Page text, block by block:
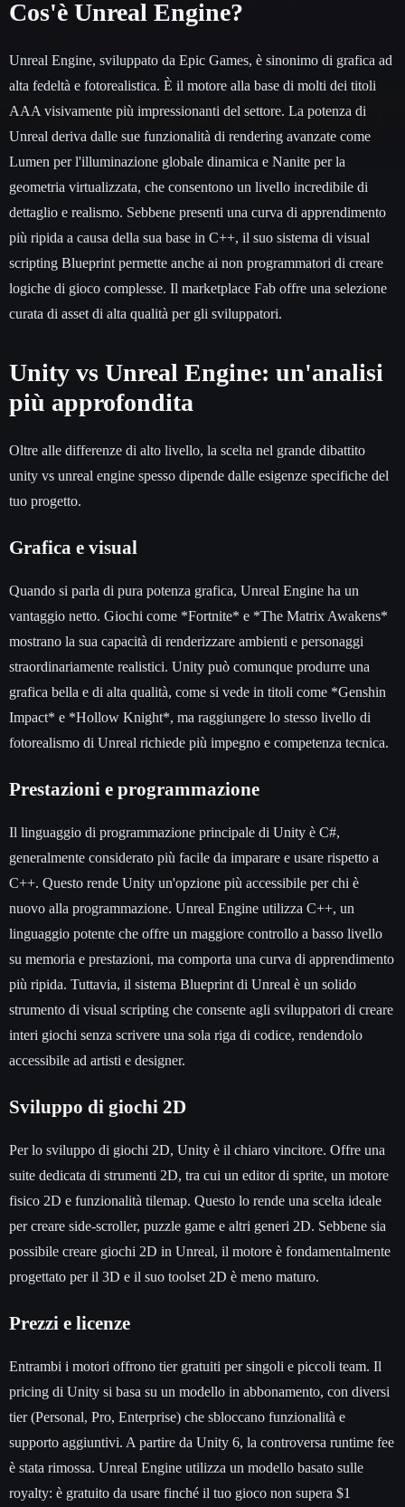
Cos'è Unreal Engine?
Unreal Engine, sviluppato da Epic Games, è sinonimo di grafica ad
alta fedeltà e fotorealistica. È il motore alla base di molti dei titoli
AAA visivamente più impressionanti del settore. La potenza di
Unreal deriva dalle sue funzionalità di rendering avanzate come
Lumen per l'illuminazione globale dinamica e Nanite per la
geometria virtualizzata, che consentono un livello incredibile di
dettaglio e realismo. Sebbene presenti una curva di apprendimento
più ripida a causa della sua base in C++, il suo sistema di visual
scripting Blueprint permette anche ai non programmatori di creare
logiche di gioco complesse. Il marketplace Fab offre una selezione
curata di asset di alta qualità per gli sviluppatori.
Unity vs Unreal Engine: un'analisi
più approfondita
Oltre alle differenze di alto livello, la scelta nel grande dibattito
unity vs unreal engine spesso dipende dalle esigenze specifiche del
tuo progetto.
Grafica e visual
Quando si parla di pura potenza grafica, Unreal Engine ha un
vantaggio netto. Giochi come *Fortnite* e *The Matrix Awakens*
mostrano la sua capacità di renderizzare ambienti e personaggi
straordinariamente realistici. Unity può comunque produrre una
grafica bella e di alta qualità, come si vede in titoli come *Genshin
Impact* e *Hollow Knight*, ma raggiungere lo stesso livello di
fotorealismo di Unreal richiede più impegno e competenza tecnica.
Prestazioni e programmazione
Il linguaggio di programmazione principale di Unity è C#,
generalmente considerato più facile da imparare e usare rispetto a
C++. Questo rende Unity un'opzione più accessibile per chi è
nuovo alla programmazione. Unreal Engine utilizza C++, un
linguaggio potente che offre un maggiore controllo a basso livello
su memoria e prestazioni, ma comporta una curva di apprendimento
più ripida. Tuttavia, il sistema Blueprint di Unreal è un solido
strumento di visual scripting che consente agli sviluppatori di creare
interi giochi senza scrivere una sola riga di codice, rendendolo
accessibile ad artisti e designer.
Sviluppo di giochi 2D
Per lo sviluppo di giochi 2D, Unity è il chiaro vincitore. Offre una
suite dedicata di strumenti 2D, tra cui un editor di sprite, un motore
fisico 2D e funzionalità tilemap. Questo lo rende una scelta ideale
per creare side-scroller, puzzle game e altri generi 2D. Sebbene sia
possibile creare giochi 2D in Unreal, il motore è fondamentalmente
progettato per il 3D e il suo toolset 2D è meno maturo.
Prezzi e licenze
Entrambi i motori offrono tier gratuiti per singoli e piccoli team. Il
pricing di Unity si basa su un modello in abbonamento, con diversi
tier (Personal, Pro, Enterprise) che sbloccano funzionalità e
supporto aggiuntivi. A partire da Unity 6, la controversa runtime fee
è stata rimossa. Unreal Engine utilizza un modello basato sulle
royalty: è gratuito da usare finché il tuo gioco non supera $1